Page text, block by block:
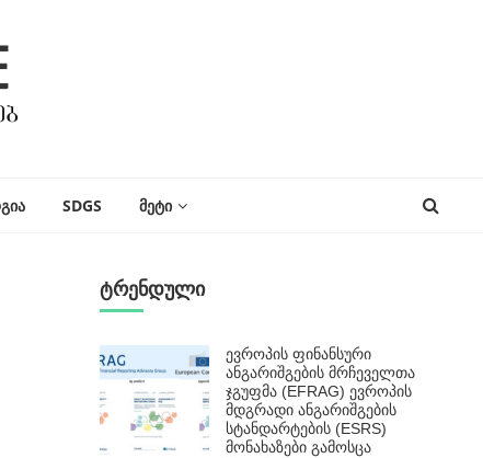
SDGS ᲛᲔᲢᲘ
ტრენდული
ევროპის ფინანსური
ანგარიშგების მრჩეველთა
ჯგუფმა (EFRAG) ევროპის
მდგრადი ანგარიშგების
სტანდარტების (ESRS)
მონახაზები გამოსცა